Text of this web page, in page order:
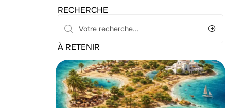
RECHERCHE
À RETENIR